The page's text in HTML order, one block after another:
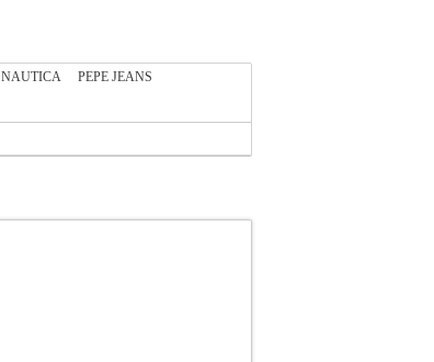
NAUTICA
PEPE JEANS